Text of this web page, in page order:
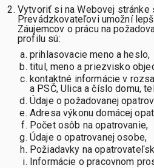
Vytvoriť si na Webovej
Prevádzkovateľovi umožní
Záujemcov o prácu na
profilu sú:
prihlasovacie meno a heslo,
titul, meno a priezvisko
kontaktné informácie v
a PSČ, Ulica a číslo domu,
Údaje o požadovanej
Adresa výkonu domácej
Počet osôb na opatrovanie,
Údaje o opatrovanej osobe,
Požiadavky na
Informácie o pracovnom